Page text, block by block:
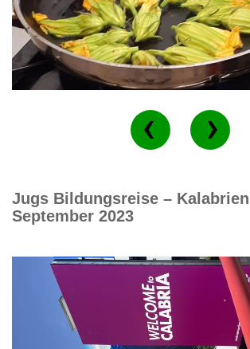
Jugs Bildungsreise – Kalabrien
September 2023